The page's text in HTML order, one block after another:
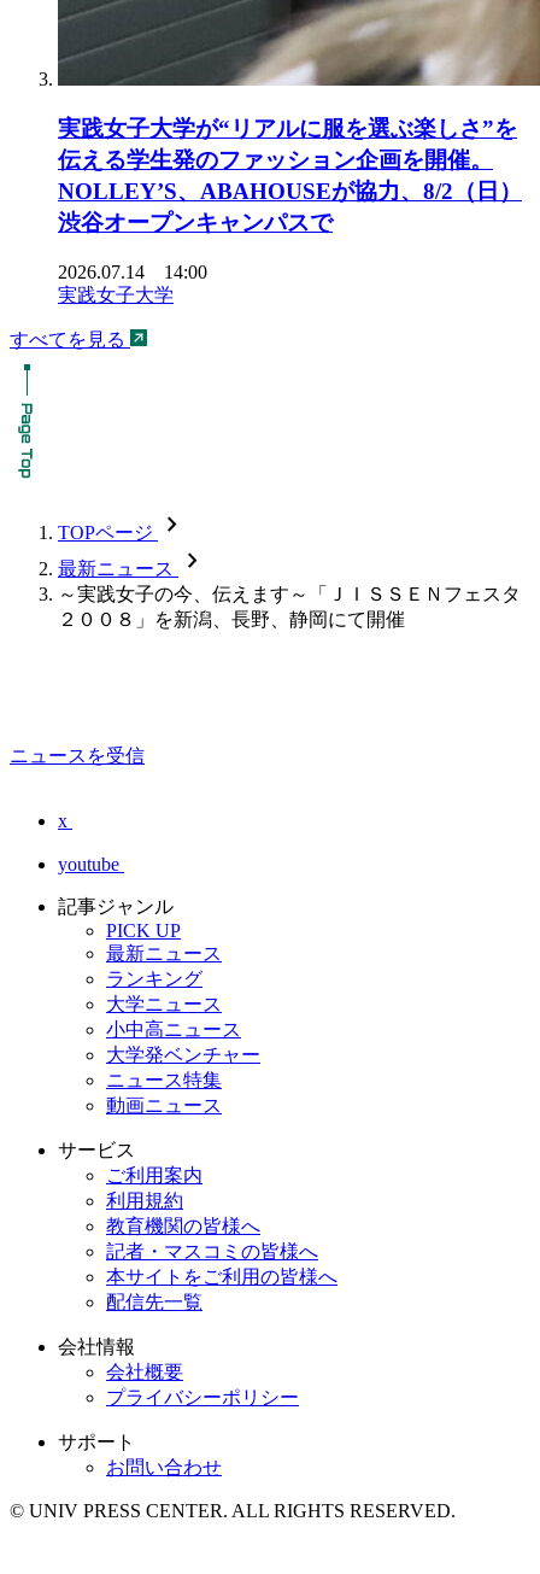
実践女子大学が“リアルに服を選ぶ楽しさ”を
伝える学生発のファッション企画を開催。
NOLLEY’S、ABAHOUSEが協力、8/2（日）
渋谷オープンキャンパスで
2026.07.14 14:00
実践女子大学
すべてを見る
TOPページ chevron_forward
最新ニュース chevron_forward
～実践女子の今、伝えます～「ＪＩＳＳＥＮフェスタ
２００８」を新潟、長野、静岡にて開催
ニュースを受信
x
youtube
記事ジャンル
PICK UP
最新ニュース
ランキング
大学ニュース
小中高ニュース
大学発ベンチャー
ニュース特集
動画ニュース
サービス
ご利用案内
利用規約
教育機関の皆様へ
記者・マスコミの皆様へ
本サイトをご利用の皆様へ
配信先一覧
会社情報
会社概要
プライバシーポリシー
サポート
お問い合わせ
© UNIV PRESS CENTER. ALL RIGHTS RESERVED.